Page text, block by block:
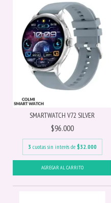
SMARTWATCH V72 SILVER
$96.000
3 cuotas sin interés de $32.000